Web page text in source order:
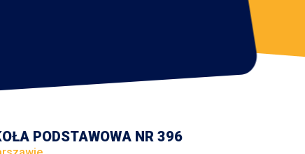
PODSTAWOWA NR 396